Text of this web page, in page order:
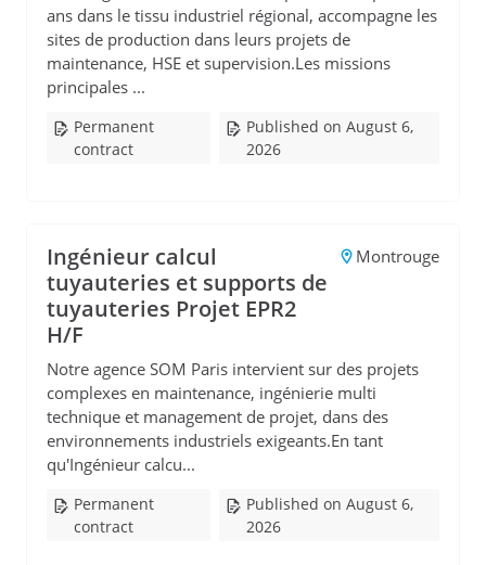
ans dans le tissu industriel régional, accompagne les
sites de production dans leurs projets de
maintenance, HSE et supervision.Les missions
principales ...
Permanent
contract
Published on August 6,
2026
Ingénieur calcul
tuyauteries et supports de
tuyauteries Projet EPR2
H/F
Montrouge
Notre agence SOM Paris intervient sur des projets
complexes en maintenance, ingénierie multi
technique et management de projet, dans des
environnements industriels exigeants.En tant
qu'Ingénieur calcu...
Permanent
contract
Published on August 6,
2026